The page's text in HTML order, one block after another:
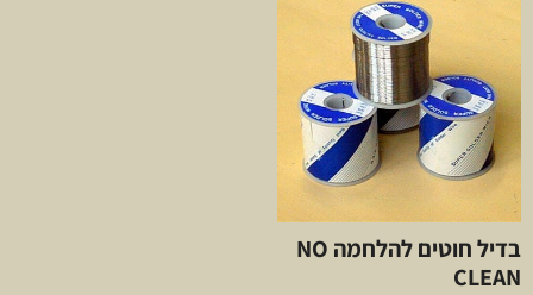
בדיל חוטים להלחמה NO
CLEAN